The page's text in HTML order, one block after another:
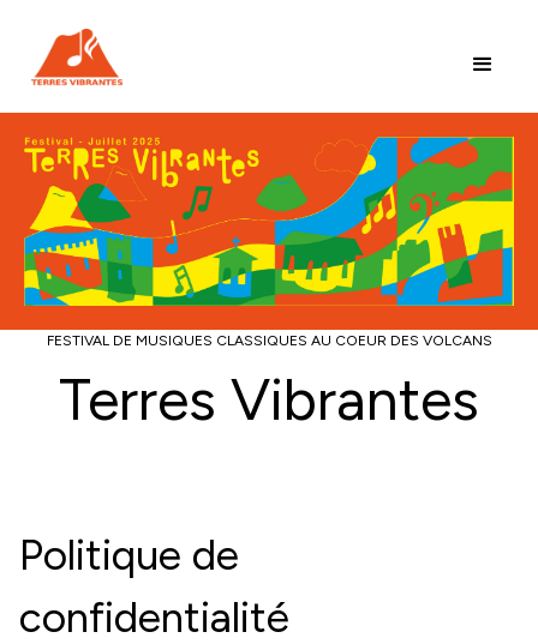
FESTIVAL DE MUSIQUES CLASSIQUES AU COEUR DES VOLCANS
Terres Vibrantes
Politique de
confidentialité